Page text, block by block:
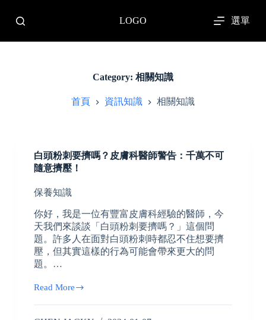
至
LOGO 選單
Category: 相關知識
首頁 資訊知識 相關知識
白頭粉刺要擠嗎？皮膚科醫師警告：千萬不可
隨意擠壓！
保養知識
你好，我是一位有豐富皮膚科經驗的醫師，今
天我們來談談「白頭粉刺要擠嗎？」這個問
題。許多人在面對白頭粉刺時都忍不住想要擠
壓，但其實這樣的行為可能會帶來更大的問
題。…
Read More